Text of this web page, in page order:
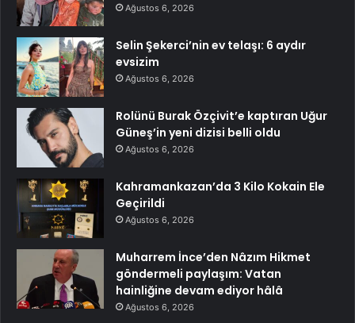
Ağustos 6, 2026
Selin Şekerci’nin ev telaşı: 6 aydır
evsizim
Ağustos 6, 2026
Rolünü Burak Özçivit’e kaptıran Uğur
Güneş’in yeni dizisi belli oldu
Ağustos 6, 2026
Kahramankazan’da 3 Kilo Kokain Ele
Geçirildi
Ağustos 6, 2026
Muharrem İnce’den Nâzım Hikmet
göndermeli paylaşım: Vatan
hainliğine devam ediyor hâlâ
Ağustos 6, 2026